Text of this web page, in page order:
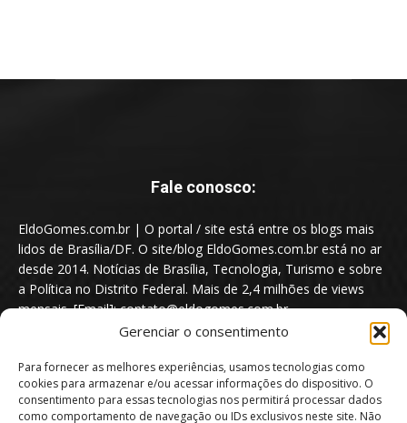
Gerenciar o consentimento
Para fornecer as melhores experiências, usamos tecnologias como
cookies para armazenar e/ou acessar informações do dispositivo. O
consentimento para essas tecnologias nos permitirá processar dados
como comportamento de navegação ou IDs exclusivos neste site. Não
Fale conosco:
EldoGomes.com.br | O portal / site está entre os blogs mais
lidos de Brasília/DF. O site/blog EldoGomes.com.br está no ar
desde 2014. Notícias de Brasília, Tecnologia, Turismo e sobre
a Política no Distrito Federal. Mais de 2,4 milhões de views
mensais. [Email]: contato@eldogomes.com.br